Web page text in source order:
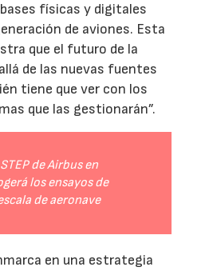
físicas y digitales
de aviones. Esta
que el futuro de la
de las nuevas fuentes
tiene que ver con los
que las gestionarán”.
de Airbus en
los ensayos de
de aeronave
en una estrategia